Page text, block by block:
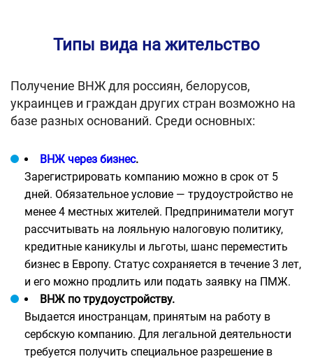
Типы вида на жительство
Получение ВНЖ для россиян, белорусов,
украинцев и граждан других стран возможно на
базе разных оснований. Среди основных:
ВНЖ через бизнес.
Зарегистрировать компанию можно в срок от 5
дней. Обязательное условие — трудоустройство не
менее 4 местных жителей. Предприниматели могут
рассчитывать на лояльную налоговую политику,
кредитные каникулы и льготы, шанс переместить
бизнес в Европу. Статус сохраняется в течение 3 лет,
и его можно продлить или подать заявку на ПМЖ.
ВНЖ по трудоустройству.
Выдается иностранцам, принятым на работу в
сербскую компанию. Для легальной деятельности
требуется получить специальное разрешение в